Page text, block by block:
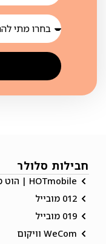
חבילות סלולר
HOTmobile | הוט מובייל
012 מובייל
019 מובייל
WeCom וויקום